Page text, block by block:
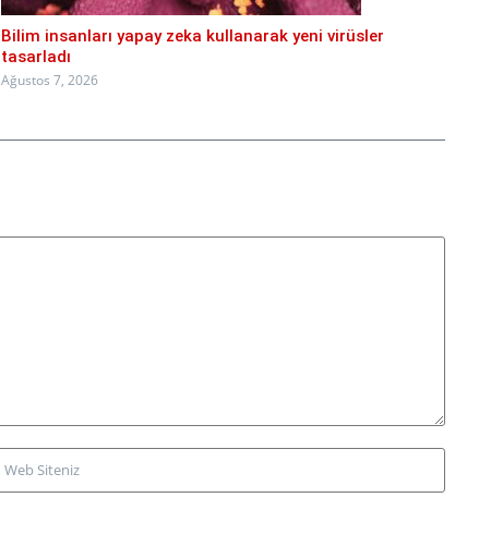
Bilim insanları yapay zeka kullanarak yeni virüsler
tasarladı
Ağustos 7, 2026